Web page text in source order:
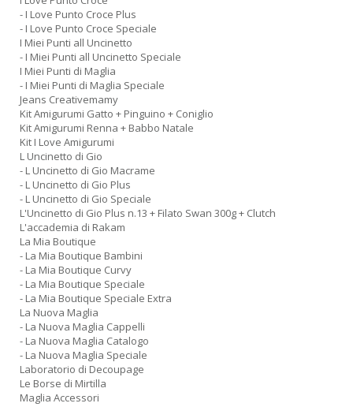
- I Love Punto Croce Plus
- I Love Punto Croce Speciale
I Miei Punti all Uncinetto
- I Miei Punti all Uncinetto Speciale
I Miei Punti di Maglia
- I Miei Punti di Maglia Speciale
Jeans Creativemamy
Kit Amigurumi Gatto + Pinguino + Coniglio
Kit Amigurumi Renna + Babbo Natale
Kit I Love Amigurumi
L Uncinetto di Gio
- L Uncinetto di Gio Macrame
- L Uncinetto di Gio Plus
- L Uncinetto di Gio Speciale
L'Uncinetto di Gio Plus n.13 + Filato Swan 300g + Clutch
L'accademia di Rakam
La Mia Boutique
- La Mia Boutique Bambini
- La Mia Boutique Curvy
- La Mia Boutique Speciale
- La Mia Boutique Speciale Extra
La Nuova Maglia
- La Nuova Maglia Cappelli
- La Nuova Maglia Catalogo
- La Nuova Maglia Speciale
Laboratorio di Decoupage
Le Borse di Mirtilla
Maglia Accessori